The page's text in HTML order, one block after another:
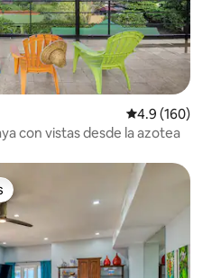
Calificación
4.9 (160)
con vistas desde la azotea